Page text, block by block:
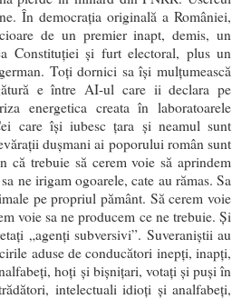
În democrația originală a României,
de un premier inapt, demis, un
Constituției și furt electoral, plus un
Toți dornici sa își mulțumească
e între AI-ul care ii declara pe
energetica creata în laboratoarele
care își iubesc țara și neamul sunt
dușmani ai poporului român sunt
că trebuie să cerem voie să aprindem
ne irigam ogoarele, cate au rămas. Sa
pe propriul pământ. Să cerem voie
voie sa ne producem ce ne trebuie. Și
„agenți subversivi”. Suveraniștii au
aduse de conducători inepți, inapți,
hoți și bișnițari, votați și puși în
intelectuali idioți și analfabeți,